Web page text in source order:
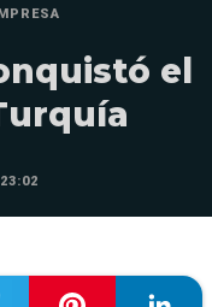
el